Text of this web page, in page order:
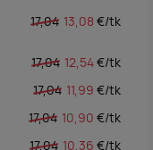
17,04 13,08 €/tk
17,04 12,54€/tk
17,04 11,99 €/tk
17,04 10,90 €/tk
17,04 10,36 €/tk